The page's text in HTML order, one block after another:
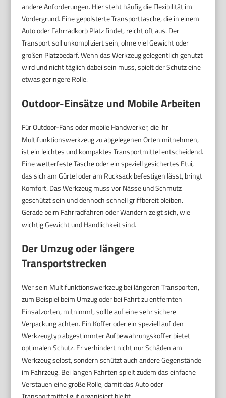
andere Anforderungen. Hier steht häufig die Flexibilität im
Vordergrund. Eine gepolsterte Transporttasche, die in einem
Auto oder Fahrradkorb Platz findet, reicht oft aus. Der
Transport soll unkompliziert sein, ohne viel Gewicht oder
großen Platzbedarf. Wenn das Werkzeug gelegentlich genutzt
wird und nicht täglich dabei sein muss, spielt der Schutz eine
etwas geringere Rolle.
Outdoor-Einsätze und Mobile Arbeiten
Für Outdoor-Fans oder mobile Handwerker, die ihr
Multifunktionswerkzeug zu abgelegenen Orten mitnehmen,
ist ein leichtes und kompaktes Transportmittel entscheidend.
Eine wetterfeste Tasche oder ein speziell gesichertes Etui,
das sich am Gürtel oder am Rucksack befestigen lässt, bringt
Komfort. Das Werkzeug muss vor Nässe und Schmutz
geschützt sein und dennoch schnell griffbereit bleiben.
Gerade beim Fahrradfahren oder Wandern zeigt sich, wie
wichtig Gewicht und Handlichkeit sind.
Der Umzug oder längere
Transportstrecken
Wer sein Multifunktionswerkzeug bei längeren Transporten,
zum Beispiel beim Umzug oder bei Fahrt zu entfernten
Einsatzorten, mitnimmt, sollte auf eine sehr sichere
Verpackung achten. Ein Koffer oder ein speziell auf den
Werkzeugtyp abgestimmter Aufbewahrungskoffer bietet
optimalen Schutz. Er verhindert nicht nur Schäden am
Werkzeug selbst, sondern schützt auch andere Gegenstände
im Fahrzeug. Bei langen Fahrten spielt zudem das einfache
Verstauen eine große Rolle, damit das Auto oder